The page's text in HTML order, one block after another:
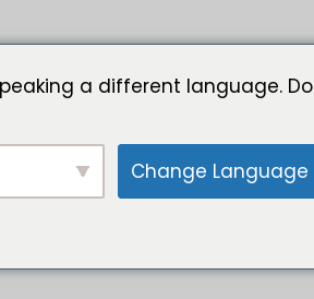
a different language. Do
Change Language